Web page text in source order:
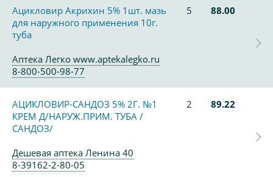
Ацикловир Акрихин 5% 1шт. мазь
для наружного применения 10г.
туба
5 88.00
Аптека Легко www.aptekalegko.ru
8-800-500-98-77
АЦИКЛОВИР-САНДОЗ 5% 2Г. №1
КРЕМ Д/НАРУЖ.ПРИМ. ТУБА /
САНДОЗ/
2 89.22
Дешевая аптека Ленина 40
8-39162-2-80-05